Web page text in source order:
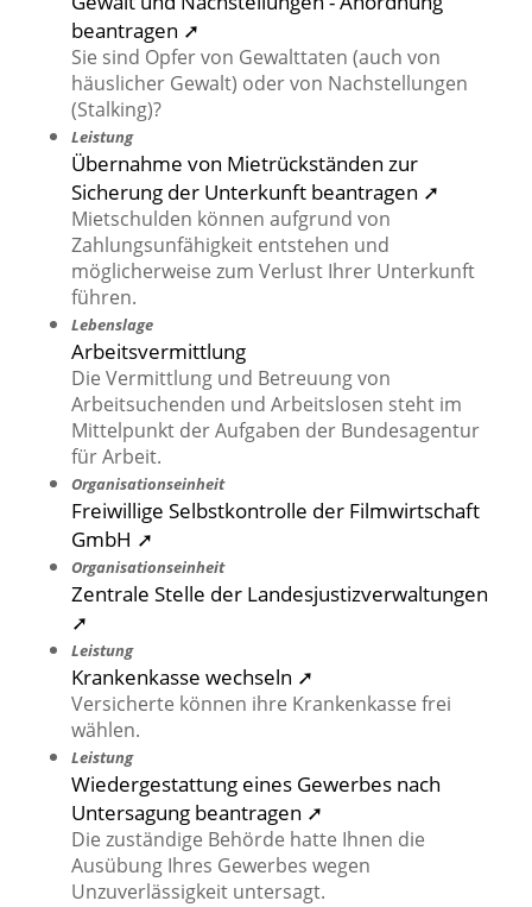
beantragen ➚
Sie sind Opfer von Gewalttaten (auch von
häuslicher Gewalt) oder von Nachstellungen
(Stalking)?
Leistung
Übernahme von Mietrückständen zur
Sicherung der Unterkunft beantragen ➚
Mietschulden können aufgrund von
Zahlungsunfähigkeit entstehen und
möglicherweise zum Verlust Ihrer Unterkunft
führen.
Lebenslage
Arbeitsvermittlung
Die Vermittlung und Betreuung von
Arbeitsuchenden und Arbeitslosen steht im
Mittelpunkt der Aufgaben der Bundesagentur
für Arbeit.
Organisationseinheit
Freiwillige Selbstkontrolle der Filmwirtschaft
GmbH ➚
Organisationseinheit
Zentrale Stelle der Landesjustizverwaltungen
➚
Leistung
Krankenkasse wechseln ➚
Versicherte können ihre Krankenkasse frei
wählen.
Leistung
Wiedergestattung eines Gewerbes nach
Untersagung beantragen ➚
Die zuständige Behörde hatte Ihnen die
Ausübung Ihres Gewerbes wegen
Unzuverlässigkeit untersagt.